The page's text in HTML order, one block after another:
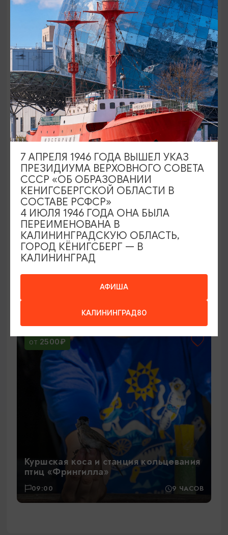
Долгая дорога в дюны: Куршская
коса
11:00 6 ЧАСОВ
ОТ1800₽
Куршская коса - дорога в дюны:
Высота Эфа, Танцующий лес,
ОТ 2500₽
Куршская коса и станция кольцевания
птиц «Фрингилла»
09:00 9 ЧАСОВ
АФИША
КАЛИНИНГРАД80
7 АПРЕЛЯ 1946 ГОДА ВЫШЕЛ УКАЗ
ПРЕЗИДИУМА ВЕРХОВНОГО СОВЕТА
СССР «ОБ ОБРАЗОВАНИИ
КЕНИГСБЕРГСКОЙ ОБЛАСТИ В
СОСТАВЕ РСФСР»
4 ИЮЛЯ 1946 ГОДА ОНА БЫЛА
ПЕРЕИМЕНОВАНА В
КАЛИНИНГРАДСКУЮ ОБЛАСТЬ,
ГОРОД КЁНИГСБЕРГ — В
КАЛИНИНГРАД